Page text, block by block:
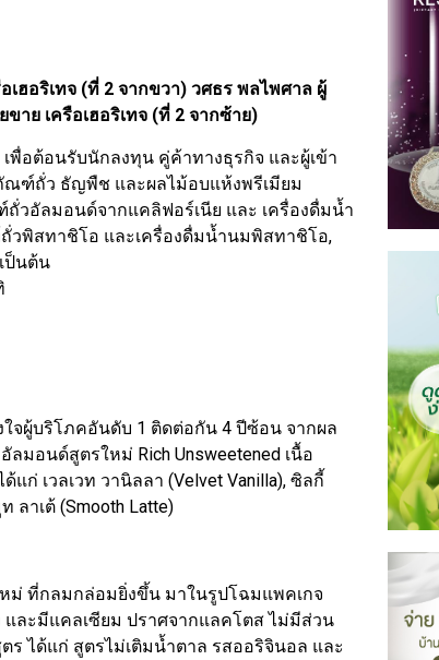
ฮอริเทจ (ที่ 2 จากขวา) วศธร พลไพศาล ผู้
าย เครือเฮอริเทจ (ที่ 2 จากซ้าย)
พื่อต้อนรับนักลงทุน คู่ค้าทางธุรกิจ และผู้เข้า
ภัณฑ์ถั่ว ธัญพืช และผลไม้อบแห้งพรีเมียม
วอัลมอนด์จากแคลิฟอร์เนีย และ เครื่องดื่มน้ำ
วพิสทาชิโอ และเครื่องดื่มน้ำนมพิสทาชิโอ,
ป็นต้น
ใจผู้บริโภคอันดับ 1 ติดต่อกัน 4 ปีซ้อน จากผล
มอนด์สูตรใหม่ Rich Unsweetened เนื้อ
ก่ เวลเวท วานิลลา (Velvet Vanilla), ซิลกี้
ลาเต้ (Smooth Latte)
ม่ ที่กลมกล่อมยิ่งขึ้น มาในรูปโฉมแพคเกจ
ละมีแคลเซียม ปราศจากแลคโตส ไม่มีส่วน
ร ได้แก่ สูตรไม่เติมน้ำตาล รสออริจินอล และ